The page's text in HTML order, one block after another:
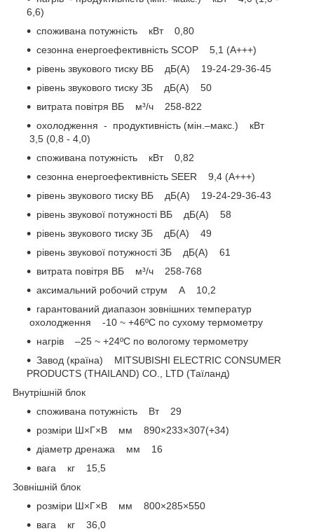
6,6)
споживана потужність кВт 0,80
сезонна енергоефективність SCOP 5,1 (A+++)
рівень звукового тиску ВБ дБ(А) 19-24-29-36-45
рівень звукового тиску ЗБ дБ(А) 50
витрата повітря ВБ м³/ч 258-822
охолодження - продуктивність (мін.–макс.) кВт
3,5 (0,8 - 4,0)
споживана потужність кВт 0,82
сезонна енергоефективність SEER 9,4 (A+++)
рівень звукового тиску ВБ дБ(А) 19-24-29-36-43
рівень звукової потужності ВБ дБ(А) 58
рівень звукового тиску ЗБ дБ(А) 49
рівень звукової потужності ЗБ дБ(А) 61
витрата повітря ВБ м³/ч 258-768
аксимальний робочий струм А 10,2
гарантований диапазон зовнішних температур
охолодження -10 ~ +46ºC по сухому термометру
нагрів –25 ~ +24ºC по вологому термометру
Завод (країна) MITSUBISHI ELECTRIC CONSUMER
PRODUCTS (THAILAND) CO., LTD (Таїланд)
Внутрішній блок
споживана потужність Вт 29
розміри Ш×Г×В мм 890×233×307(+34)
діаметр дренажа мм 16
вага кг 15,5
Зовнішній блок
розміри Ш×Г×В мм 800×285×550
вага кг 36,0